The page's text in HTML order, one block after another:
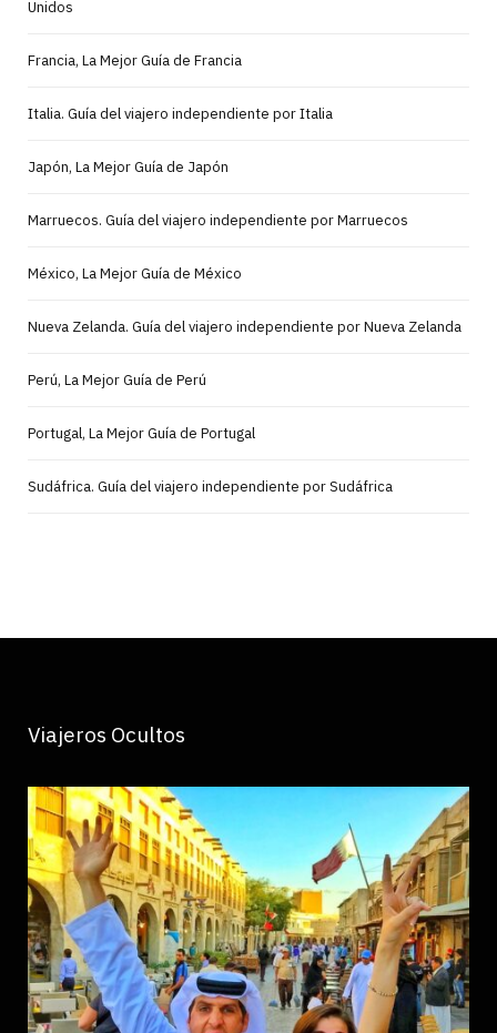
Unidos
Francia, La Mejor Guía de Francia
Italia. Guía del viajero independiente por Italia
Japón, La Mejor Guía de Japón
Marruecos. Guía del viajero independiente por Marruecos
México, La Mejor Guía de México
Nueva Zelanda. Guía del viajero independiente por Nueva Zelanda
Perú, La Mejor Guía de Perú
Portugal, La Mejor Guía de Portugal
Sudáfrica. Guía del viajero independiente por Sudáfrica
Viajeros Ocultos